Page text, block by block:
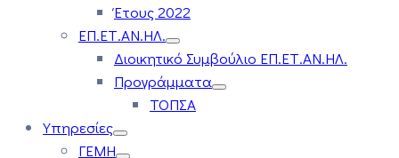
Έτους 2022
ΕΠ.ΕΤ.ΑΝ.ΗΛ.
Διοικητικό Συμβούλιο ΕΠ.ΕΤ.ΑΝ.ΗΛ.
Προγράμματα
ΤΟΠΣΑ
Υπηρεσίες
ΓΕΜΗ